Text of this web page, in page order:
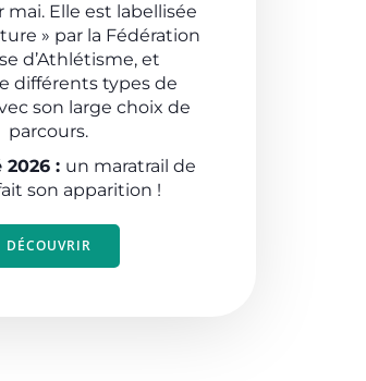
mai. Elle est labellisée
» par la Fédération
d’Athlétisme, et
différents types de
son large choix de
parcours.
2026 : un maratrail de
son apparition !
DÉCOUVRIR